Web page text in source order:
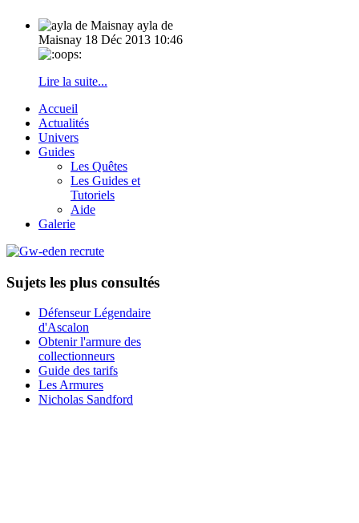
ayla de
Maisnay 18 Déc 2013 10:46
Lire la suite...
Accueil
Actualités
Univers
Guides
Les Quêtes
Les Guides et
Tutoriels
Aide
Galerie
Sujets les plus consultés
Défenseur Légendaire
d'Ascalon
Obtenir l'armure des
collectionneurs
Guide des tarifs
Les Armures
Nicholas Sandford